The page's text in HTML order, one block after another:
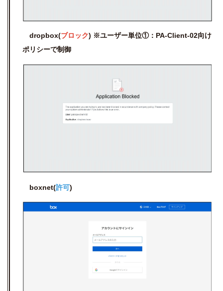
dropbox(ブロック) ※ユーザー単位①： PA-Client-02向け
ポリシーで制御
boxnet(許可)